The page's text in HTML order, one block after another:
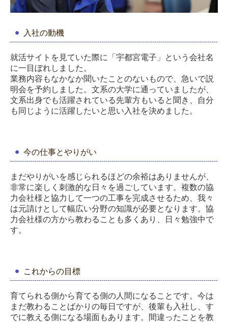
入社の動機
就活サイトを見ていた際に「宇都宮電子」という会社名
に一目ぼれしました。
業務内容もなかなか聞いたことのないもので、急いで説
明会を予約しました。文系の大学に通っていましたが、
文系出身でも活躍されている先輩方もいると聞き、自分
も同じように活躍したいと思い入社を決めました。
今の仕事とやりがい
まだやりがいを感じられるほどの余裕はありませんが、
非常に楽しく刺激的な日々を過ごしています。複数の協
力会社様と協力して一つの工事を完成させるため、我々
は元請けとして幅広い分野の知識が必要となります。協
力会社様の方から教わることも多くあり、日々勉強中で
す。
これからの目標
育てられる側から育てる側の人間になることです。今は
まだ教わることばかりの毎日ですが、後輩も入社し、す
でに教える側になる場面もあります。間違ったことを教